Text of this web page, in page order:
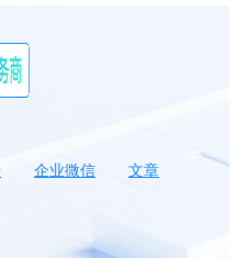
企业微信
文章